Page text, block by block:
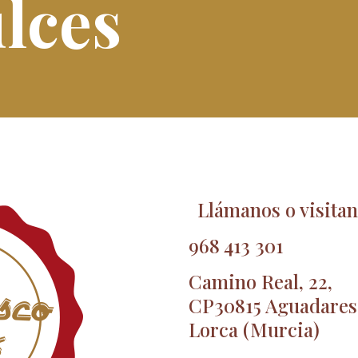
Llámanos o
968 413 301
Camino Real, 22,
CP30815
Lorca (Murcia)